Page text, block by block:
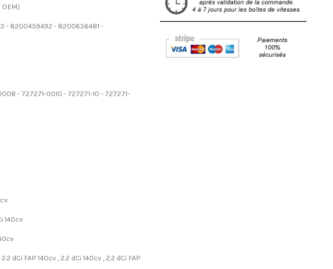
- 8200459492 - 8200636481 -
- 727271-0010 - 727271-10 - 727271-
140cv
dCi FAP 140cv , 2.2 dCi 140cv , 2.2 dCi FAP